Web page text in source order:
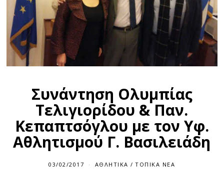
Συνάντηση Ολυμπίας
Τελιγιορίδου & Παν.
Κεπαπτσόγλου με τον Υφ.
Αθλητισμού Γ. Βασιλειάδη
03/02/2017 ΑΘΛΗΤΙΚΆ / ΤΟΠΙΚΆ ΝΈΑ